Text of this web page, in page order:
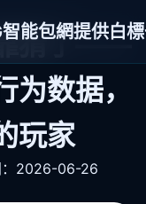
能包網提供白
猜了——
数据，
玩家
：2026-06-26